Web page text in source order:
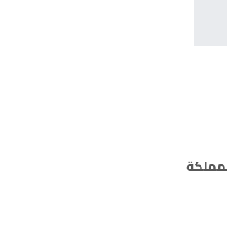
في المملكة